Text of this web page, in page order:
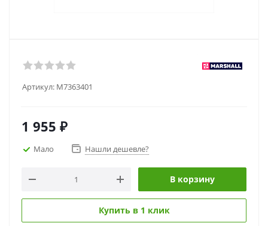
Артикул: M7363401
1 955 ₽
Мало Нашли дешевле?
В корзину
Купить в 1 клик